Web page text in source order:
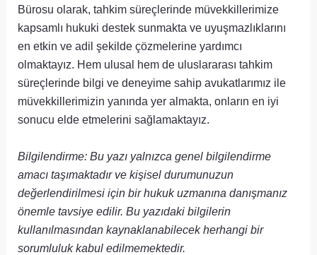
Bürosu olarak, tahkim süreçlerinde müvekkillerimize
kapsamlı hukuki destek sunmakta ve uyuşmazlıklarını
en etkin ve adil şekilde çözmelerine yardımcı
olmaktayız. Hem ulusal hem de uluslararası tahkim
süreçlerinde bilgi ve deneyime sahip avukatlarımız ile
müvekkillerimizin yanında yer almakta, onların en iyi
sonucu elde etmelerini sağlamaktayız.
Bilgilendirme: Bu yazı yalnızca genel bilgilendirme
amacı taşımaktadır ve kişisel durumunuzun
değerlendirilmesi için bir hukuk uzmanına danışmanız
önemle tavsiye edilir. Bu yazıdaki bilgilerin
kullanılmasından kaynaklanabilecek herhangi bir
sorumluluk kabul edilmemektedir.